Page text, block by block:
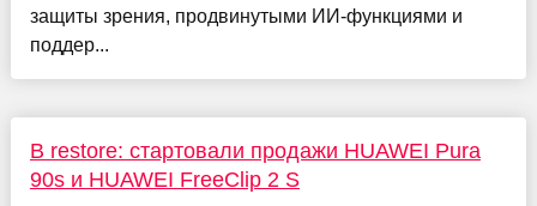
защиты зрения, продвинутыми ИИ-функциями и
поддер...
В restore: стартовали продажи HUAWEI Pura
90s и HUAWEI FreeClip 2 S